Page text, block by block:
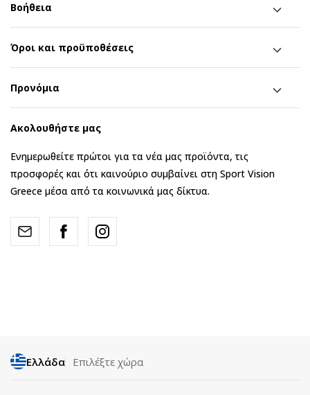
Βοήθεια
Όροι και προϋποθέσεις
Προνόμια
Ακολουθήστε μας
Ενημερωθείτε πρώτοι για τα νέα μας προϊόντα, τις
προσφορές και ότι καινούριο συμβαίνει στη Sport Vision
Greece μέσα από τα κοινωνικά μας δίκτυα.
Ελλάδα Επιλέξτε χώρα